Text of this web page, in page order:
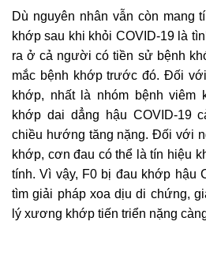
Dù nguyên nhân vẫn còn mang
khớp sau khi khỏi COVID-19 là
ra ở cả người có tiền sử bệnh
mắc bệnh khớp trước đó. Đối
khớp, nhất là nhóm bệnh viêm
khớp dai dẳng hậu COVID-19
chiều hướng tăng nặng. Đối với
khớp, cơn đau có thể là tín hiệu
tính. Vì vậy, F0 bị đau khớp hậu
tìm giải pháp xoa dịu di chứng,
lý xương khớp tiến triển nặng